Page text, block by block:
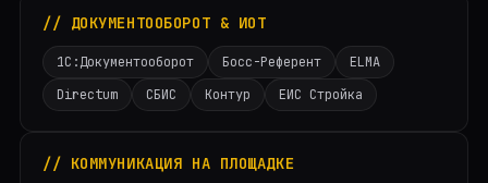
// ДОКУМЕНТООБОРОТ & ИОТ
1С:Документооборот Босс-Референт
ELMA
Directum
СБИС Контур ЕИС Стройка
// КОММУНИКАЦИЯ НА ПЛОЩАДКЕ